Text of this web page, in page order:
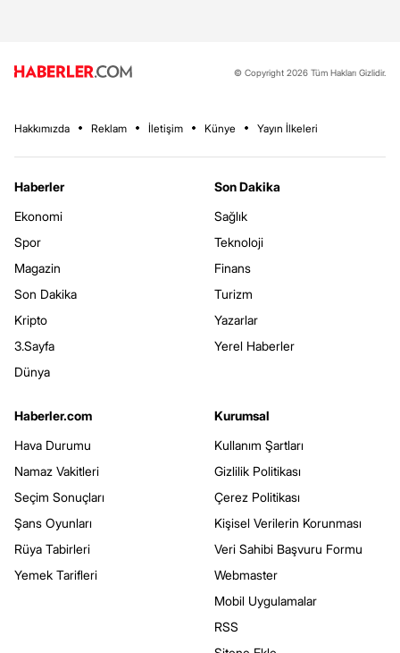
© Copyright 2026 Tüm Hakları Gizlidir.
Hakkımızda Reklam İletişim Künye Yayın İlkeleri
Haberler
Ekonomi
Spor
Magazin
Son Dakika
Kripto
3.Sayfa
Dünya
Son Dakika
Sağlık
Teknoloji
Finans
Turizm
Yazarlar
Yerel Haberler
Haberler.com
Hava Durumu
Namaz Vakitleri
Seçim Sonuçları
Şans Oyunları
Rüya Tabirleri
Yemek Tarifleri
Kurumsal
Kullanım Şartları
Gizlilik Politikası
Çerez Politikası
Kişisel Verilerin Korunması
Veri Sahibi Başvuru Formu
Webmaster
Mobil Uygulamalar
RSS